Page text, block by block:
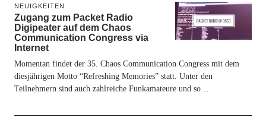
NEUIGKEITEN
Zugang zum Packet Radio
Digipeater auf dem Chaos
Communication Congress via
Internet
Momentan findet der 35. Chaos Communication Congress mit dem
diesjährigen Motto “Refreshing Memories” statt. Unter den
Teilnehmern sind auch zahlreiche Funkamateure und so…